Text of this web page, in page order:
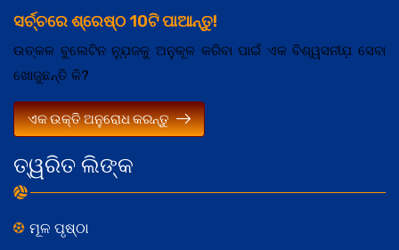
ତ୍ୱରିତ ଲିଙ୍କ
ମୂଳ ପୃଷ୍ଠା
ସର୍ଚ୍ଚରେ ଶ୍ରେଷ୍ଠ 10ଟି ପାଆନ୍ତୁ!
ଉତ୍କଳ ବୁଲେଟିନ ନ୍ଯ଼ୁଜକୁ ଅନୁକୂଳ କରିବା ପାଇଁ ଏକ ବିଶ୍ୱସନୀଯ଼ ସେବା
ଖୋଜୁଛନ୍ତି କି?
ଏକ ଉକ୍ତି ଅନୁରୋଧ କରନ୍ତୁ